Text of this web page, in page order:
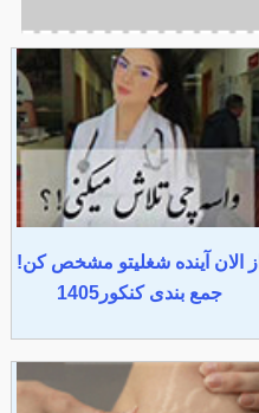
از الان آینده شغلیتو مشخص کن!
جمع بندی کنکور1405